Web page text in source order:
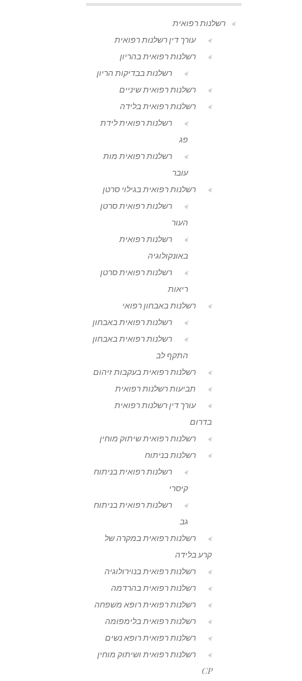
רשלנות רפואית
עורך דין רשלנות רפואית
רשלנות רפואית בהריון
רשלנות בבדיקות הריון
רשלנות רפואית שיניים
רשלנות רפואית בלידה
רשלנות רפואית לידת
פג
רשלנות רפואית מות
עובר
רשלנות רפואית בגילוי סרטן
רשלנות רפואית סרטן
העור
רשלנות רפואית
באונקולוגיה
רשלנות רפואית סרטן
ריאות
רשלנות באבחון רפואי
רשלנות רפואית באבחון
רשלנות רפואית באבחון
התקף לב
רשלנות רפואית בעקבות זיהום
תביעות רשלנות רפואית
עורך דין רשלנות רפואית
בדרום
רשלנות רפואית שיתוק מוחין
רשלנות בניתוח
רשלנות רפואית בניתוח
קיסרי
רשלנות רפואית בניתוח
גב
רשלנות רפואית במקרה של
קרע בלידה
רשלנות רפואית בנוירולוגיה
רשלנות רפואית בהרדמה
רשלנות רפואית רופא משפחה
רשלנות רפואית בלימפומה
רשלנות רפואית רופא נשים
רשלנות רפואית ושיתוק מוחין
CP